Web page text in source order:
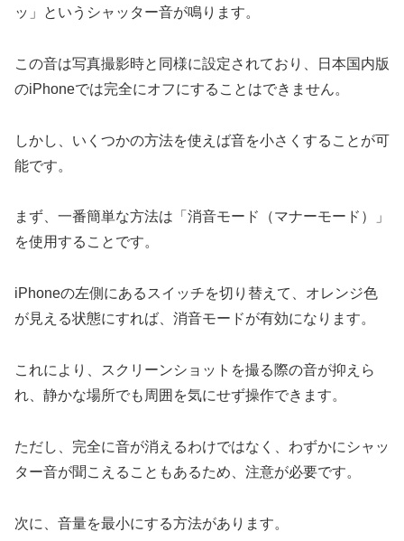
ッ」というシャッター音が鳴ります。
この音は写真撮影時と同様に設定されており、日本国内版
のiPhoneでは完全にオフにすることはできません。
しかし、いくつかの方法を使えば音を小さくすることが可
能です。
まず、一番簡単な方法は「消音モード（マナーモード）」
を使用することです。
iPhoneの左側にあるスイッチを切り替えて、オレンジ色
が見える状態にすれば、消音モードが有効になります。
これにより、スクリーンショットを撮る際の音が抑えら
れ、静かな場所でも周囲を気にせず操作できます。
ただし、完全に音が消えるわけではなく、わずかにシャッ
ター音が聞こえることもあるため、注意が必要です。
次に、音量を最小にする方法があります。